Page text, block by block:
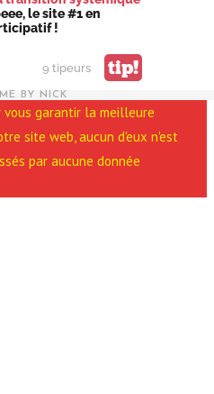
le site #1 en
!
9 tipeurs tip!
BY NICK
vous garantir la meilleure
site web, aucun d'eux n'est
par aucune donnée